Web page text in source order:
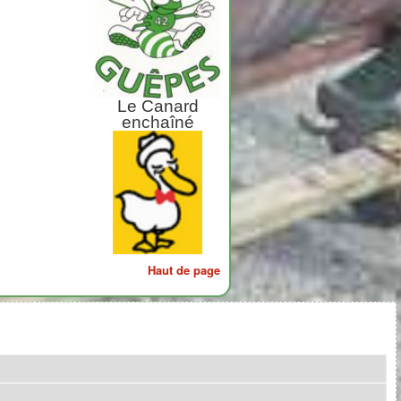
Le Canard
enchaîné
Haut de page